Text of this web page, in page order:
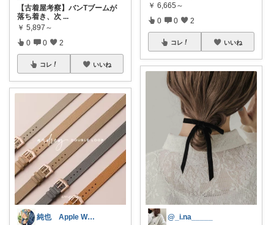
​【古着屋考察】バンTブームが
落ち着き、次 ...
￥ 5,897～
0 0 2
コレ いいね
純也 Apple Watch関連紹介
￥ 6,665～
0 0 2
コレ いいね
@_i.na_____